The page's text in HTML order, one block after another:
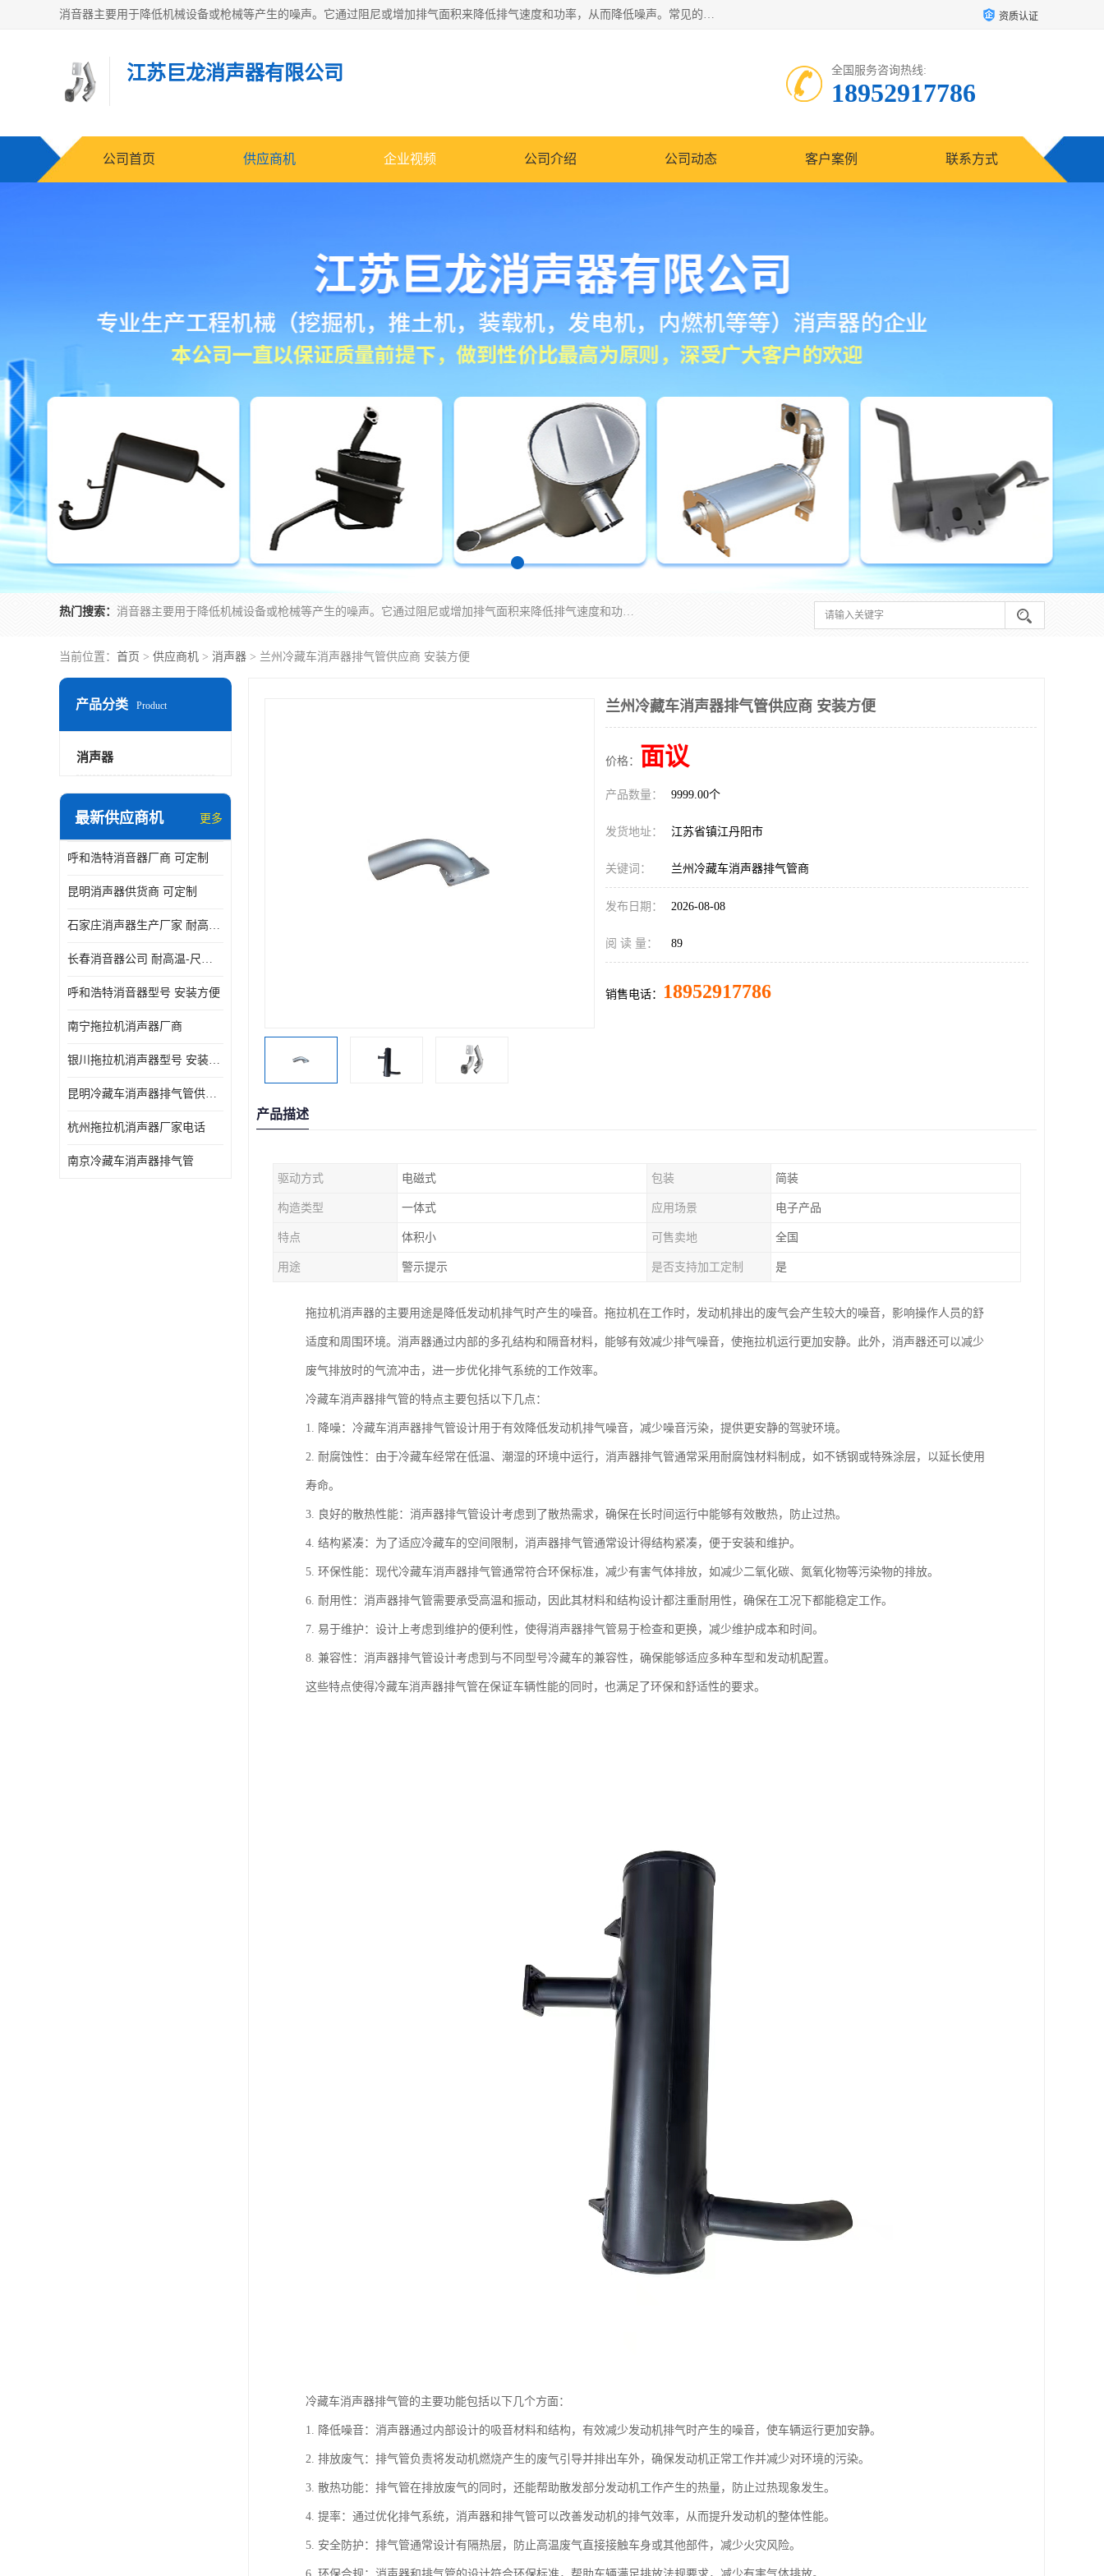
消音器主要用于降低机械设备或枪械等产生的噪声。它通过阻尼或增加排气面积来降低排气速度和功率，从而降低噪声。常见的消音器类型包括阻性消声器、抗性消声器、共振消声器以及阻抗复合式消声器等。这些消音器各有特点，适用于不同频率的噪声消除。 资质认证
江苏巨龙消声器有限公司 全国服务咨询热线:
18952917786
公司首页 供应商机 企业视频 公司介绍 公司动态 客户案例 联系方式
热门搜索： 消音器主要用于降低机械设备或枪械等产生的噪声。它通过阻尼或增加排气面积来降低排气速度和功率，从而降低噪声。常见的消音器类型包括阻性消声器、抗性消声器、共振消声器以及阻抗复合式消声器等。这些消音器各有特点，适用于不同频率的噪声消除。
当前位置： 首页 > 供应商机 > 消声器 > 兰州冷藏车消声器排气管供应商 安装方便
产品分类 Product
消声器
最新供应商机 更多
呼和浩特消音器厂商 可定制
昆明消声器供货商 可定制
石家庄消声器生产厂家 耐高温-尺寸可定制
长春消音器公司 耐高温-尺寸可定制
呼和浩特消音器型号 安装方便
南宁拖拉机消声器厂商
银川拖拉机消声器型号 安装方便
昆明冷藏车消声器排气管供货商 可定制
杭州拖拉机消声器厂家电话
南京冷藏车消声器排气管
兰州冷藏车消声器排气管供应商 安装方便
价格： 面议
产品数量： 9999.00个
发货地址： 江苏省镇江丹阳市
关键词： 兰州冷藏车消声器排气管商
发布日期： 2026-08-08
阅 读 量： 89
销售电话： 18952917786
产品描述
驱动方式 电磁式 包装 简装
构造类型 一体式 应用场景 电子产品
特点 体积小 可售卖地 全国
用途 警示提示 是否支持加工定制 是
拖拉机消声器的主要用途是降低发动机排气时产生的噪音。拖拉机在工作时，发动机排出的废气会产生较大的噪音，影响操作人员的舒
适度和周围环境。消声器通过内部的多孔结构和隔音材料，能够有效减少排气噪音，使拖拉机运行更加安静。此外，消声器还可以减少
废气排放时的气流冲击，进一步优化排气系统的工作效率。
冷藏车消声器排气管的特点主要包括以下几点：
1. 降噪：冷藏车消声器排气管设计用于有效降低发动机排气噪音，减少噪音污染，提供更安静的驾驶环境。
2. 耐腐蚀性：由于冷藏车经常在低温、潮湿的环境中运行，消声器排气管通常采用耐腐蚀材料制成，如不锈钢或特殊涂层，以延长使用
寿命。
3. 良好的散热性能：消声器排气管设计考虑到了散热需求，确保在长时间运行中能够有效散热，防止过热。
4. 结构紧凑：为了适应冷藏车的空间限制，消声器排气管通常设计得结构紧凑，便于安装和维护。
5. 环保性能：现代冷藏车消声器排气管通常符合环保标准，减少有害气体排放，如减少二氧化碳、氮氧化物等污染物的排放。
6. 耐用性：消声器排气管需要承受高温和振动，因此其材料和结构设计都注重耐用性，确保在工况下都能稳定工作。
7. 易于维护：设计上考虑到维护的便利性，使得消声器排气管易于检查和更换，减少维护成本和时间。
8. 兼容性：消声器排气管设计考虑到与不同型号冷藏车的兼容性，确保能够适应多种车型和发动机配置。
这些特点使得冷藏车消声器排气管在保证车辆性能的同时，也满足了环保和舒适性的要求。
冷藏车消声器排气管的主要功能包括以下几个方面：
1. 降低噪音：消声器通过内部设计的吸音材料和结构，有效减少发动机排气时产生的噪音，使车辆运行更加安静。
2. 排放废气：排气管负责将发动机燃烧产生的废气引导并排出车外，确保发动机正常工作并减少对环境的污染。
3. 散热功能：排气管在排放废气的同时，还能帮助散发部分发动机工作产生的热量，防止过热现象发生。
4. 提率：通过优化排气系统，消声器和排气管可以改善发动机的排气效率，从而提升发动机的整体性能。
5. 安全防护：排气管通常设计有隔热层，防止高温废气直接接触车身或其他部件，减少火灾风险。